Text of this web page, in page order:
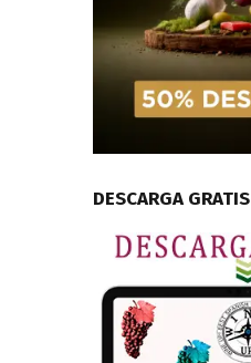
DESCARGA GRATIS